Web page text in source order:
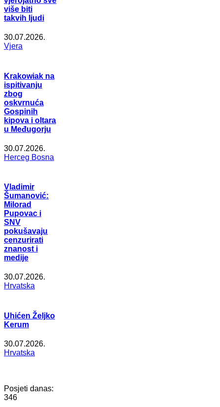
više biti
takvih ljudi
30.07.2026.
Vjera
Krakowiak na
ispitivanju
zbog
oskvrnuća
Gospinih
kipova i oltara
u Međugorju
30.07.2026.
Herceg Bosna
Vladimir
Šumanović:
Milorad
Pupovac i
SNV
pokušavaju
cenzurirati
znanost i
medije
30.07.2026.
Hrvatska
Uhićen Željko
Kerum
30.07.2026.
Hrvatska
Posjeti danas:
346